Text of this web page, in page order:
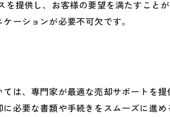
提供し、お客様の要望を満たすこと
ーションが必要不可欠です。
は、専門家が最適な売却サポートを提
必要な書類や手続きをスムーズに進め